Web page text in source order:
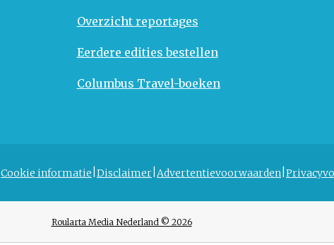
Overzicht reportages
Eerdere edities bestellen
Columbus Travel-boeken
Cookie informatie Disclaimer Advertentievoorwaarden
Roularta Media Nederland © 2026